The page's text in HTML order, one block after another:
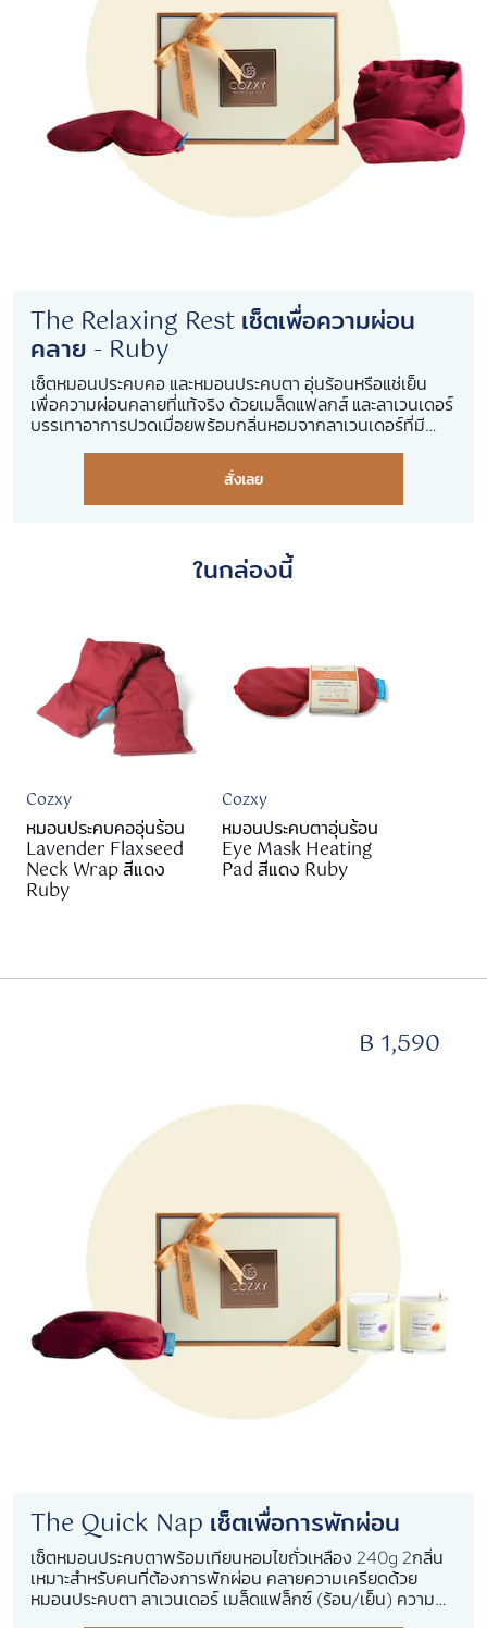
The Relaxing Rest เซ็ตเพื่อความผ่อน
คลาย - Ruby
เซ็ตหมอนประคบคอ และหมอนประคบตา อุ่นร้อนหรือแช่เย็น
เพื่อความผ่อนคลายที่แท้จริง ด้วยเมล็ดแฟลกส์ และลาเวนเดอร์
บรรเทาอาการปวดเมื่อยพร้อมกลิ่นหอมจากลาเวนเดอร์ที่มี
สั่งเลย
ในกล่องนี้
Cozxy
หมอนประคบคออุ่นร้อน
Lavender Flaxseed
Neck Wrap สีแดง
Ruby
Cozxy
หมอนประคบตาอุ่นร้อน
Eye Mask Heating
Pad สีแดง Ruby
B 1,590
The Quick Nap เซ็ตเพื่อการพักผ่อน
เซ็ตหมอนประคบตาพร้อมเทียนหอมไขถั่วเหลือง 240g 2กลิ่น
เหมาะสำหรับคนที่ต้องการพักผ่อน คลายความเครียดด้วย
หมอนประคบตา ลาเวนเดอร์ ​เมล็ดแฟล็กซ์ (ร้อน/เย็น) ความ